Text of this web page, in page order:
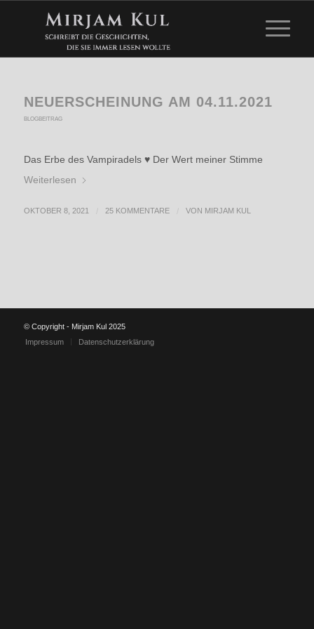
NEUERSCHEINUNG AM 04.11.2021
BLOGBEITRAG
Das Erbe des Vampiradels ♥ Der Wert meiner Stimme
Weiterlesen
OKTOBER 8, 2021 25 KOMMENTARE VON MIRJAM KUL
© Copyright - Mirjam Kul 2025
Impressum
Datenschutzerklärung